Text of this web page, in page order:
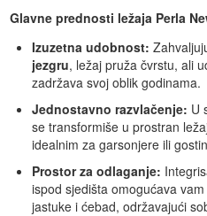
Glavne prednosti ležaja Perla
Izuzetna udobnost:
jezgru, ležaj pruža čvrstu, ali
zadržava svoj oblik godinama.
Jednostavno razvlačenje: U
se transformiše u prostran
idealnim za garsonjere ili
Prostor za odlaganje:
ispod sjedišta omogućava
jastuke i ćebad, održavajući